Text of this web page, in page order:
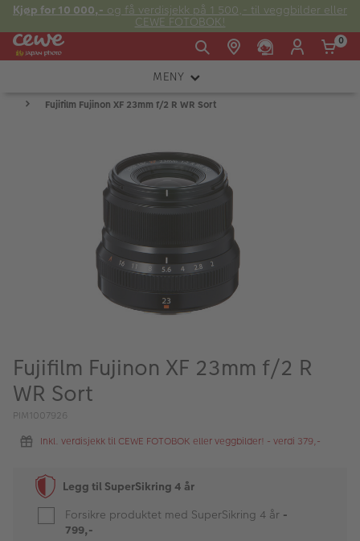
Kjøp for 10 000,- og få verdisjekk på 1 500,- til veggbilder eller
CEWE FOTOBOK!
Fre:
20:00
E-post:
kundeservice@japanphoto.no
0
MENY
KAMERA
ALBUM
Kampanjer
Merker
Bildeprodukter
Fujifilm Fujinon XF 23mm f/2 R WR Sort
Fujifilm Fujinon XF 23mm f/2 R
WR Sort
PIM1007926
Inkl. verdisjekk til CEWE FOTOBOK eller veggbilder! - verdi 379,-
Legg til SuperSikring 4 år
Forsikre produktet med SuperSikring 4 år -
799,-